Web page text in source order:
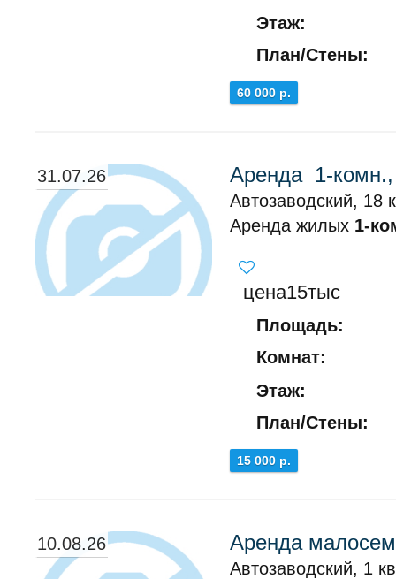
Этаж:
План/Стены:
60 000 р.
31.07.26 Аренда 1-комн.,
Автозаводский, 18
Аренда жилых 1-
цена15тыс
Площадь:
Комнат:
Этаж:
План/Стены:
15 000 р.
10.08.26 Аренда
Автозаводский, 1